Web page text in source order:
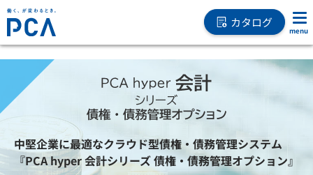
カタログ
中堅企業に最適なクラウド型債権・債務管理システム
『PCA hyper 会計シリーズ 債権・債務管理オプション』